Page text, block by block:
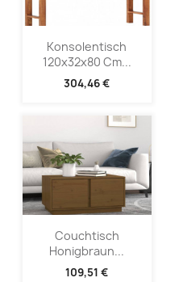
Konsolentisch
120x32x80 Cm...
304,46 €
Couchtisch
Honigbraun...
109,51 €